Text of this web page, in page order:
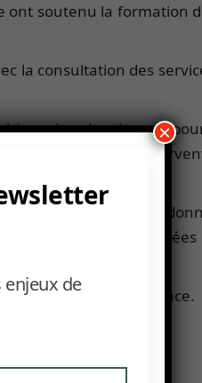
ont soutenu la formation
la consultation des
dans les champs
: rythme des
à partir des
de collectes de
ont trouvé leur
de
×